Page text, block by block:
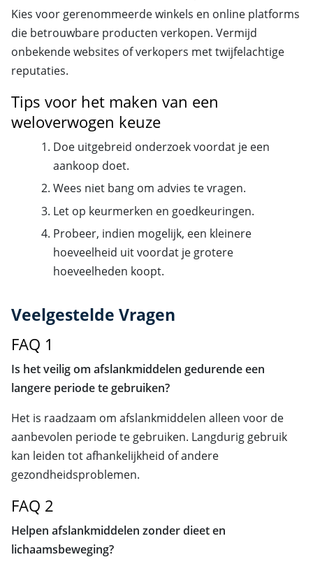
Kies voor gerenommeerde winkels en online platforms
die betrouwbare producten verkopen. Vermijd
onbekende websites of verkopers met twijfelachtige
reputaties.
Tips voor het maken van een
weloverwogen keuze
Doe uitgebreid onderzoek voordat je een
aankoop doet.
Wees niet bang om advies te vragen.
Let op keurmerken en goedkeuringen.
Probeer, indien mogelijk, een kleinere
hoeveelheid uit voordat je grotere
hoeveelheden koopt.
Veelgestelde Vragen
FAQ 1
Is het veilig om afslankmiddelen gedurende een
langere periode te gebruiken?
Het is raadzaam om afslankmiddelen alleen voor de
aanbevolen periode te gebruiken. Langdurig gebruik
kan leiden tot afhankelijkheid of andere
gezondheidsproblemen.
FAQ 2
Helpen afslankmiddelen zonder dieet en
lichaamsbeweging?